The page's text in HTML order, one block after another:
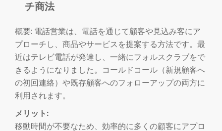
チ商法
概要: 電話営業は、電話を通じて顧客や見込み客にア
プローチし、商品やサービスを提案する方法です。最
近はテレビ電話が発達し、一緒にフォルスクラブをで
きるようになりました。コールドコール（新規顧客へ
の初回連絡）や既存顧客へのフォローアップの両方に
利用されます。
メリット:
移動時間が不要なため、効率的に多くの顧客にアプロ